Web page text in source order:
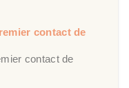
contact de
contact de